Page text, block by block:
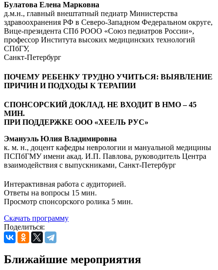
Булатова Елена Марковна
д.м.н., главный внештатный педиатр Министерства
здравоохранения РФ в Северо-Западном Федеральном округе,
Вице-президента СПб РООО «Союз педиатров России»,
профессор Института высоких медицинских технологий
СПбГУ,
Санкт-Петербург
ПОЧЕМУ РЕБЕНКУ ТРУДНО УЧИТЬСЯ: ВЫЯВЛЕНИЕ
ПРИЧИН И ПОДХОДЫ К ТЕРАПИИ
СПОНСОРСКИЙ ДОКЛАД. НЕ ВХОДИТ В НМО – 45
МИН.
ПРИ ПОДДЕРЖКЕ ООО «ХЕЕЛЬ РУС»
Эмануэль Юлия Владимировна
к. м. н., доцент кафедры неврологии и мануальной медицины
ПСПбГМУ имени акад. И.П. Павлова, руководитель Центра
взаимодействия с выпускниками, Санкт-Петербург
Интерактивная работа с аудиторией.
Ответы на вопросы 15 мин.
Просмотр спонсорского ролика 5 мин.
Скачать программу
Поделиться:
Ближайшие мероприятия